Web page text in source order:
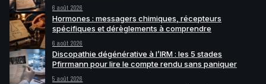
6 août 2026
Hormones : messagers chimiques, récepteurs
spécifiques et dérèglements à comprendre
6 août 2026
Discopathie dégénérative à l’IRM : les 5 stades
Pfirrmann pour lire le compte rendu sans paniquer
5 août 2026